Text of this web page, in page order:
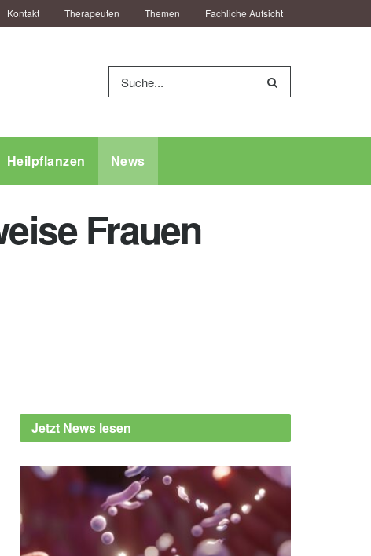
Kontakt Therapeuten Themen Fachliche Aufsicht
Heilpflanzen News
Frauen
Jetzt News lesen